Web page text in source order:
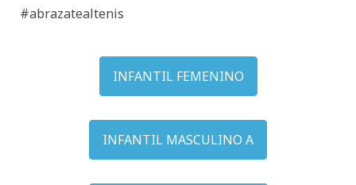
#abrazatealtenis
INFANTIL FEMENINO
INFANTIL MASCULINO A